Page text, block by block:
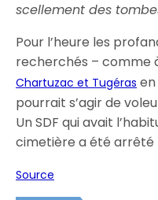
scellement des
Pour l’heure les
recherchés – comme
Chartuzac et Tugéras
pourrait s’agir de
Un SDF qui avait
cimetière a été arrêté
Source